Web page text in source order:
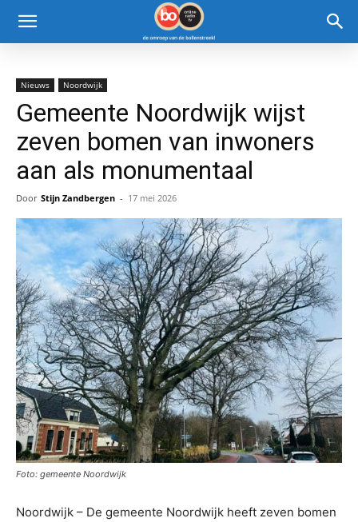
Nieuws Noordwijk
Gemeente Noordwijk wijst
zeven bomen van inwoners
aan als monumentaal
Door Stijn Zandbergen - 17 mei 2026
Foto: gemeente Noordwijk
Noordwijk – De gemeente Noordwijk heeft zeven bomen